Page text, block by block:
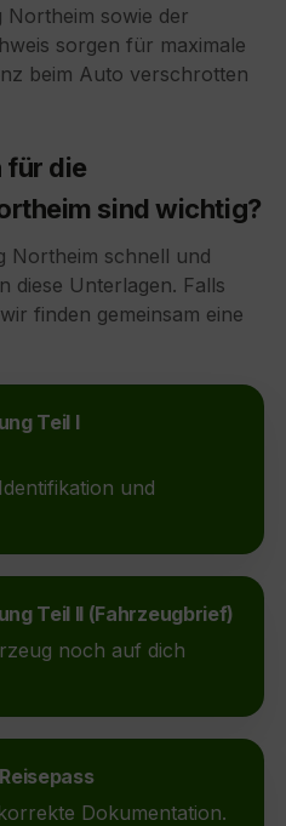
sowie der
sorgen für maximale
beim Auto verschrotten
für die
sind wichtig?
Northeim schnell und
diese Unterlagen. Falls
finden gemeinsam eine
Teil I
und
Teil II (Fahrzeugbrief)
noch auf dich
Dokumentation.